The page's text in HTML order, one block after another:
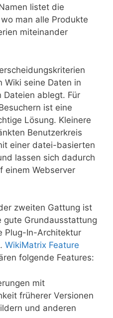
listet die
man alle Produkte
miteinander
seine Daten in
Dateien ablegt. Für
ist eine
Lösung. Kleinere
Benutzerkreis
einer datei-basierten
lassen sich dadurch
einem Webserver
zweiten Gattung ist
gute Grundausstattung
Plug-In-Architektur
WikiMatrix Feature
folgende Features:
mit
früherer Versionen
und anderen